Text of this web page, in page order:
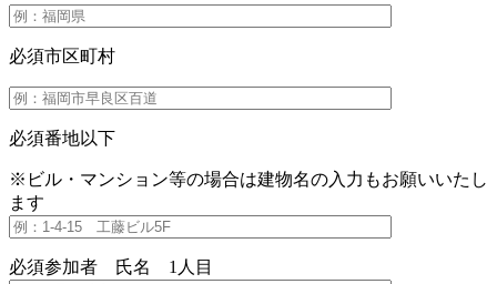
必須市区町村
必須番地以下
※ビル・マンション等の場合は建物名の入力もお願いいたし
ます
必須参加者 氏名 1人目